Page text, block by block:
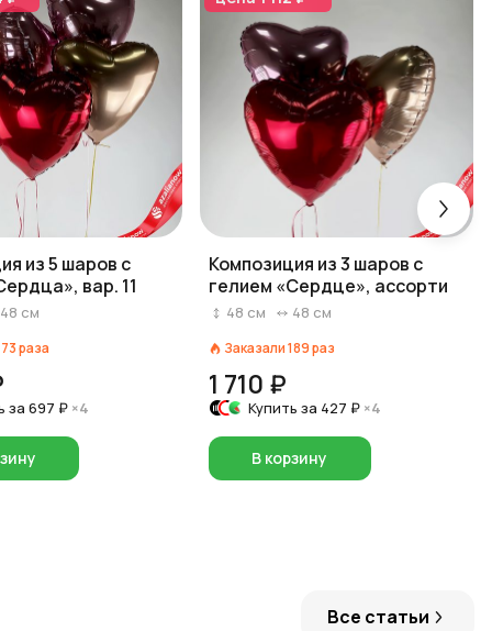
из 5 шаров с
вар. 11
48 см
раза
за697 ₽ ×4
Композиция из 3 шаров с
гелием «Сердце», ассорти
48 см 48 см
Заказали189раз
1 710 ₽
Купить за 427 ₽ ×4
В корзину
Все статьи